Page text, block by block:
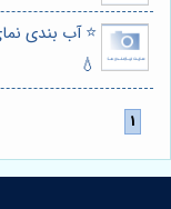
💧